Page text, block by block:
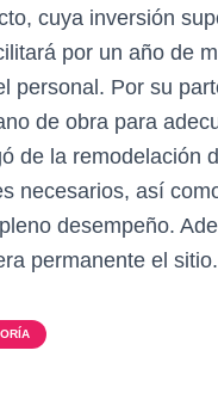
cuya inversión
por un año de
personal. Por su
de obra para
de la remodelación
necesarios, así
desempeño.
permanente el sitio.